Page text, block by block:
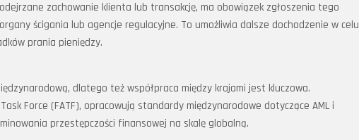
zachowanie klienta lub transakcję, ma obowiązek zgłoszenia tego
ścigania lub agencje regulacyjne. To umożliwia dalsze dochodzenie w celu
prania pieniędzy.
dlatego też współpraca między krajami jest kluczowa.
Force (FATF), opracowują standardy międzynarodowe dotyczące AML i
przestępczości finansowej na skalę globalną.